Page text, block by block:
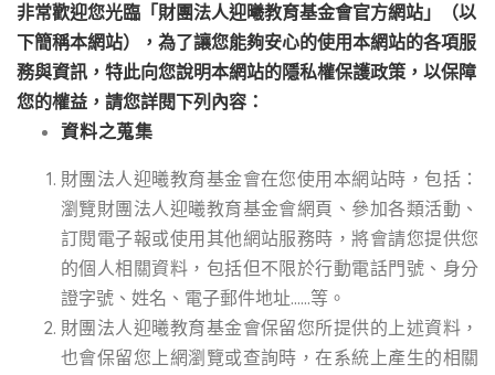
非常歡迎您光臨「財團法人迎曦教育基金會官方網站」（以
下簡稱本網站），為了讓您能夠安心的使用本網站的各項服
務與資訊，特此向您說明本網站的隱私權保護政策，以保障
您的權益，請您詳閱下列內容：
​資料之蒐集
財團法人迎曦教育基金會在您使用本網站時，包括：
瀏覽財團法人迎曦教育基金會網頁、參加各類活動、
訂閱電子報或使用其他網站服務時，將會請您提供您
的個人相關資料，包括但不限於行動電話門號、身分
證字號、姓名、電子郵件地址……等。
財團法人迎曦教育基金會保留您所提供的上述資料，
也會保留您上網瀏覽或查詢時，在系統上產生的相關